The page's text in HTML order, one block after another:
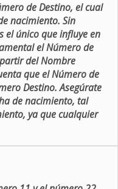
de Destino, el cual
nacimiento. Sin
el único que influye en
el Número de
del Nombre
que el Número de
Destino. Asegúrate
de nacimiento, tal
ya que cualquier